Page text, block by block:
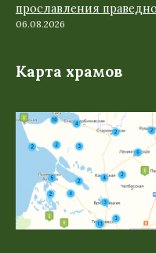
прославления
06.08.2026
Карта храмов